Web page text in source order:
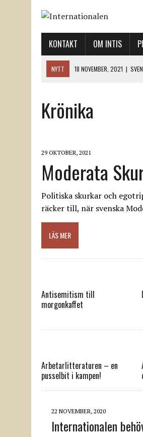
KONTAKT OM INTIS
NYTT 18 NOVEMBER, 2021 |
12 NOVEMBER, 2021
12 NOVEMBER, 2021
Krönika
29 OKTOBER, 2021
Moderata
Politiska skurkar och
räcker till, när svenska
LÄS MER
Antisemitism till
morgonkaffet
Arbetarlitteraturen – en
pusselbit i kampen!
22 NOVEMBER, 2020
Internationalen